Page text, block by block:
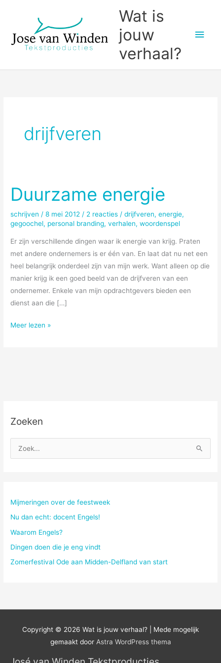
inhoud
Wat is
jouw
verhaal?
drijfveren
Duurzame energie
schrijven /8 mei 2012 / 2 reacties /drijfveren,energie,
gegoochel, personal branding,verhalen,woordenspel
Er zijn verschillende dingen waar ik energie van krijg. Praten
met andere ondernemers is er één van. En laat dat nu net een
heel belangrijk onderdeel zijn van mijn werk. Want alleen op die
manier krijg ik een goed beeld van de drijfveren van een
ondernemer. Enkele van mijn opdrachtgevers bieden een
dienst aan die […]
Duurzame
Meer lezen »
Zoeken
o
r
:
Mijmeringen over de feestweek
Nu dan echt: docent Engels!
Waarom Engels?
Dingen doen die je eng vindt
Zomerfestival Ode aan Midden-Delfland van start
Copyright © 2026 Wat is jouw verhaal? | Mede mogelijk
gemaakt door Astra WordPress thema